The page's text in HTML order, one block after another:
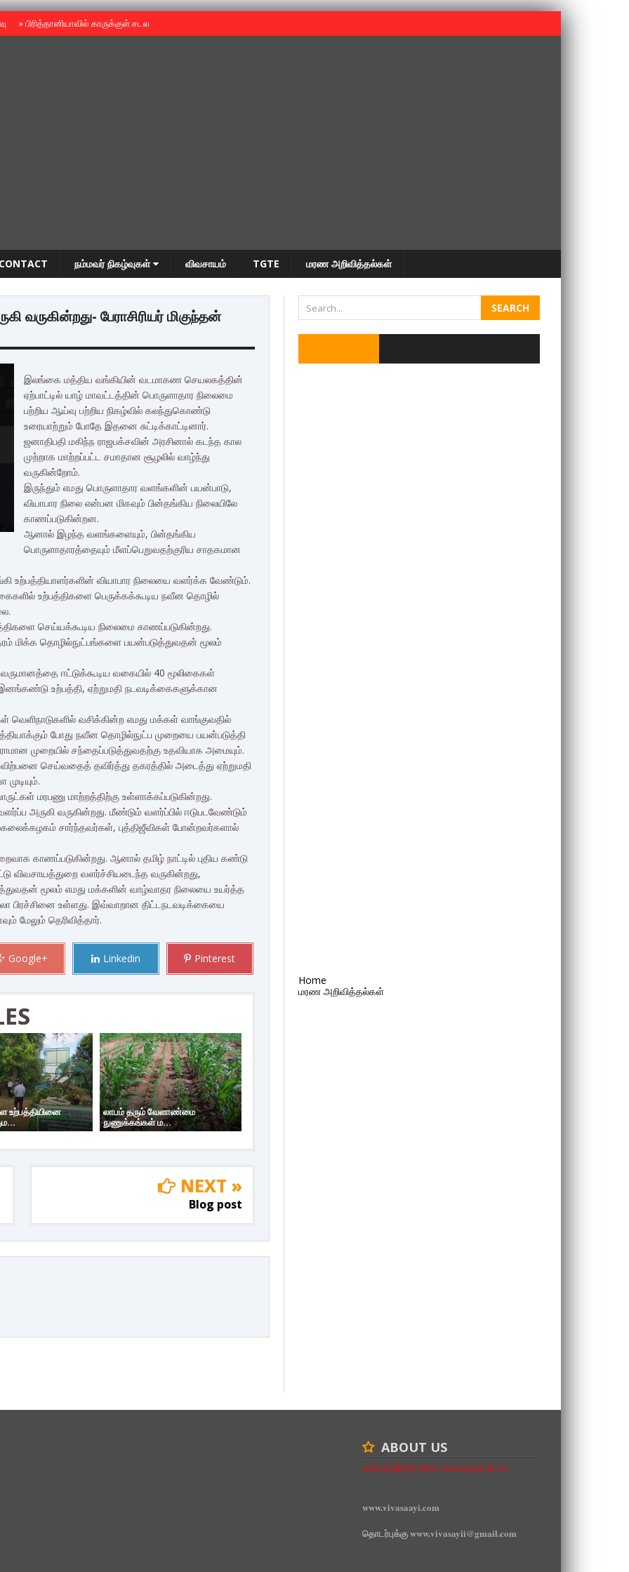
»பிரித்தானியாவில் காருக்குள் சடலம் -தமிழருடையதா ?
CONTACT நம்மவர் நிகழ்வுகள் விவசாயம் TGTE மரண அறிவித்தல்கள்
வருகின்றது- பேராசிரியர் மிகுந்தன்
இலங்கை மத்திய வங்கியின் வடமாகண செயலகத்தின்
ஏற்பாட்டில் யாழ் மாவட்டத்தின் பொருளாதார நிலைமை
பற்றிய ஆய்வு பற்றிய நிகழ்வில் கலந்துகொண்டு
உரையாற்றும் போதே இதனை சுட்டிக்காட்டினார்.
ஜனாதிபதி மகிந்ந ராஜபக்சவின் அரசினால் கடந்த கால
முற்றாக மாற்றப்பட்ட சமாதான சூழலில் வாழ்ந்து
வருகின்றோம்.
இருந்தும் எமது பொருளாதார வளங்களின் பயன்பாடு,
வியாபார நிலை என்பன மிகவும் பின்தங்கிய நிலையிலே
காணப்படுகின்றன.
ஆனால் இழந்த வளங்களையும், பின்தங்கிய
பொருளாதாரத்தையும் மீளப்பெறுவதற்குரிய சாதகமான
உற்பத்தியாளர்களின் வியாபார நிலையை வளர்க்க வேண்டும்.
உற்பத்திகளை பெருக்கக்கூடிய நவீன தொழில்
செய்யக்கூடிய நிலைமை காணப்படுகின்றது.
மிக்க தொழில்நுட்பங்களை பயன்படுத்துவதன் மூலம்
ஈட்டுக்கூடிய வகையில் 40 மூலிகைகள்
உற்பத்தி, ஏற்றுமதி நடவடிக்கைகளுக்கான
வசிக்கின்ற எமது மக்கள் வாங்குவதில்
போது நவீன தொழில்நுட்ப முறையை பயன்படுத்தி
முறையில் சந்தைப்படுத்துவதற்கு உதவியாக அமையும்.
செய்வதைத் தவிர்த்து தகரத்தில் அடைத்து ஏற்றுமதி
மரபணு மாற்றத்திற்கு உள்ளாக்கப்படுகின்றது.
அருகி வருகின்றது. மீண்டும் வளர்ப்பில் ஈடுபடவேண்டும்
சார்ந்தவர்கள், புத்திஜீவிகள் போன்றவர்களால்
காணப்படுகின்றது. ஆனால் தமிழ் நாட்டில் புதிய கண்டு
விவசாயத்துறை வளர்ச்சியடைந்த வருகின்றது,
மூலம் எமது மக்களின் வாழ்வாதர நிலையை உயர்த்த
பிரச்சினை உள்ளது. இவ்வாறான திட்டநடவடிக்கையை
மேலும் தெரிவித்தார்.
Google+ Linkedin Pinterest
உற்பத்தியினை
லாபம் தரும் வேளாண்மை
நுணுக்கங்கள் ம...
NEXT »
Blog post
Home
மரண அறிவித்தல்கள்
ABOUT US
உயிர்பலி இன்றி உரிமை வென்றெடுப்போம்
www.vivasaayi.com
தொடர்புக்கு www.vivasayii@gmail.com